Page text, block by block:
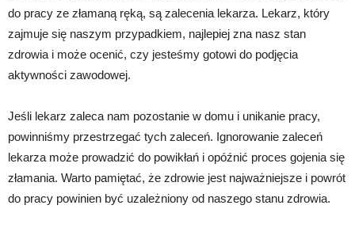
do pracy ze złamaną ręką, są zalecenia lekarza. Lekarz, który
zajmuje się naszym przypadkiem, najlepiej zna nasz stan
zdrowia i może ocenić, czy jesteśmy gotowi do podjęcia
aktywności zawodowej.
Jeśli lekarz zaleca nam pozostanie w domu i unikanie pracy,
powinniśmy przestrzegać tych zaleceń. Ignorowanie zaleceń
lekarza może prowadzić do powikłań i opóźnić proces gojenia się
złamania. Warto pamiętać, że zdrowie jest najważniejsze i powrót
do pracy powinien być uzależniony od naszego stanu zdrowia.